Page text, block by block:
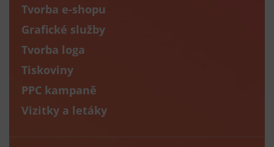
Tvorba e-shopu
Grafické služby
Tvorba loga
Tiskoviny
PPC kampaně
Vizitky a letáky